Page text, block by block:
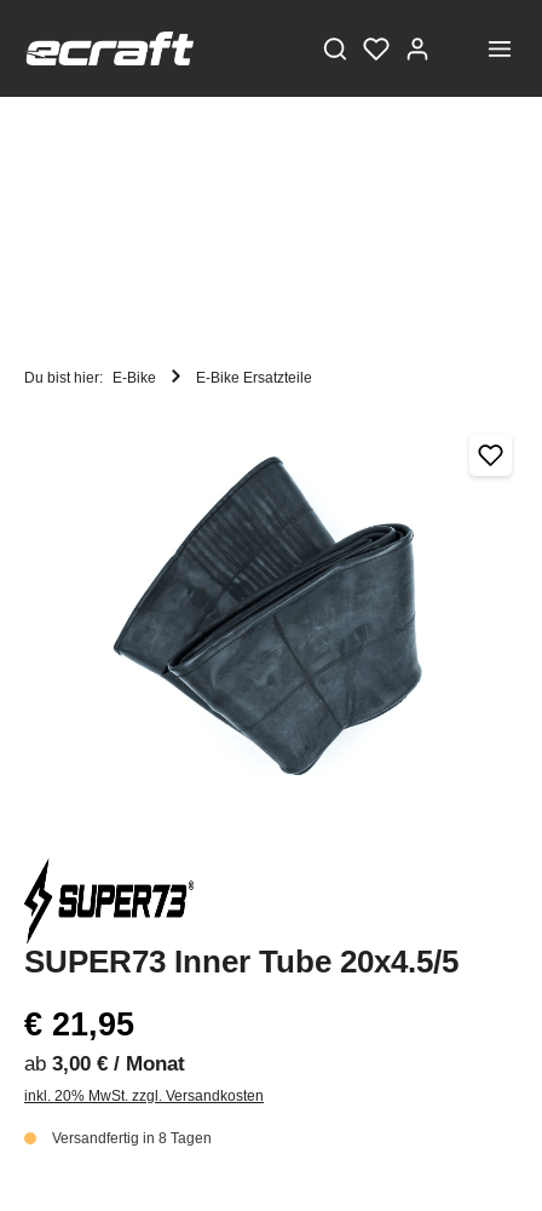
Du bist hier: E-Bike E-Bike Ersatzteile
SUPER73 Inner Tube 20x4.5/5
€ 21,95
ab 3,00 € / Monat
inkl. 20% MwSt. zzgl. Versandkosten
Versandfertig in 8 Tagen